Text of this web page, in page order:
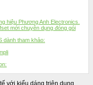
hiệu Phương Anh Electronics.
mới chuyên dụng đóng gói
dành tham khảo:
với kiểu dáng triện dụng